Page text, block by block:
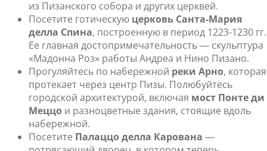
из Пизанского собора и других церквей.
Посетите готическую церковь Санта-Мария
делла Спина, построенную в период 1223-1230 гг.
Ее главная достопримечательность ― скульптура
«Мадонна Роз» работы Андреа и Нино Пизано.
Прогуляйтесь по набережной реки Арно, которая
протекает через центр Пизы. Полюбуйтесь
городской архитектурой, включая мост Понте ди
Меццо и разноцветные здания, стоящие вдоль
набережной.
Посетите Палаццо делла Карована ―